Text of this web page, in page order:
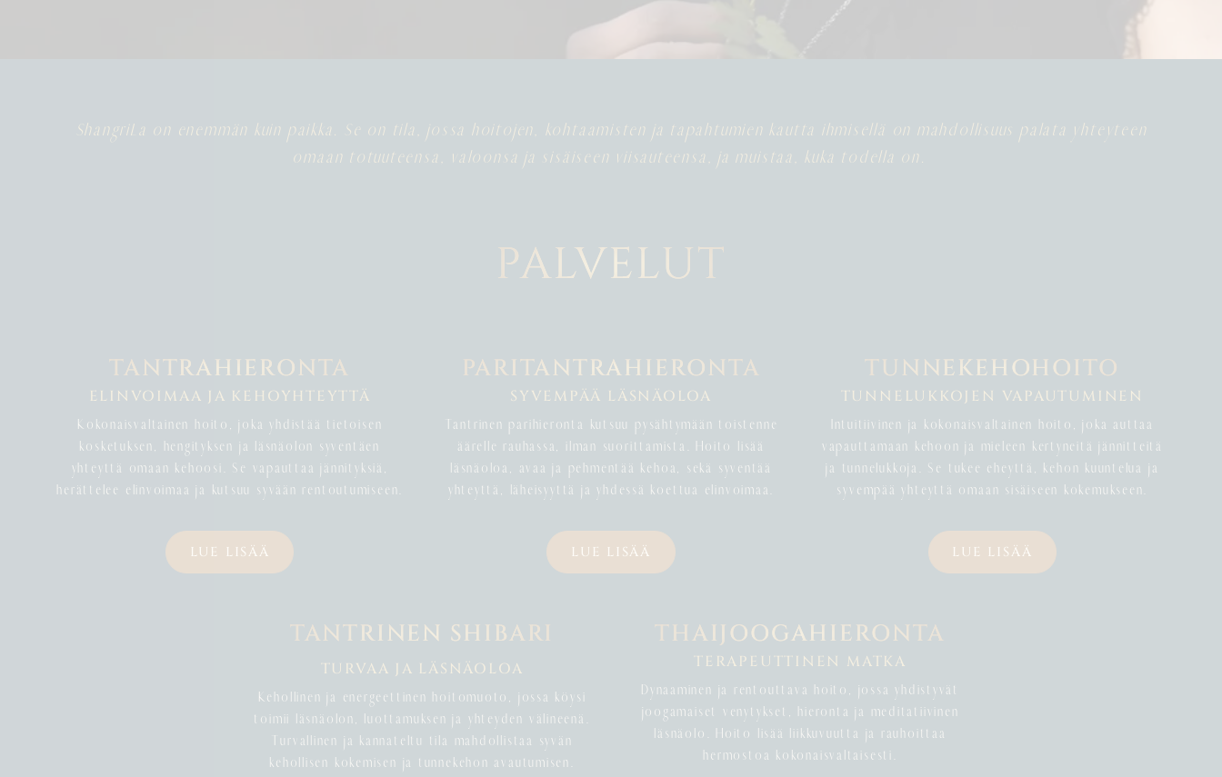
ShangriLa on enemmän kuin paikka. Se on tila, jossa hoitojen, kohtaamisten ja tapahtumien kautta ihmisellä on mahdollisuus palata yhteyteen
omaan totuuteensa, valoonsa ja sisäiseen viisauteensa, ja muistaa, kuka todella on.
PALVELUT
TANTRAHIERONTA
ELINVOIMAA JA KEHOYHTEYTTÄ
Kokonaisvaltainen hoito, joka yhdistää tietoisen
kosketuksen, hengityksen ja läsnäolon syventäen
yhteyttä omaan kehoosi. Se vapauttaa jännityksiä,
herättelee elinvoimaa ja kutsuu syvään rentoutumiseen.
LUE LISÄÄ
PARITANTRAHIERONTA
SYVEMPÄÄ LÄSNÄOLOA
Tantrinen parihieronta kutsuu pysähtymään toistenne
äärelle rauhassa, ilman suorittamista. Hoito lisää
läsnäoloa, avaa ja pehmentää kehoa, sekä syventää
yhteyttä, läheisyyttä ja yhdessä koettua elinvoimaa.
LUE LISÄÄ
TUNNEKEHOHOITO
TUNNELUKKOJEN VAPAUTUMINEN
Intuitiivinen ja kokonaisvaltainen hoito, joka auttaa
vapauttamaan kehoon ja mieleen kertyneitä jännitteitä
ja tunnelukkoja. Se tukee eheyttä, kehon kuuntelua ja
syvempää yhteyttä omaan sisäiseen kokemukseen.
LUE LISÄÄ
TANTRINEN SHIBARI
TURVAA JA LÄSNÄOLOA
Kehollinen ja energeettinen hoitomuoto, jossa köysi
toimii läsnäolon, luottamuksen ja yhteyden välineenä.
Turvallinen ja kannateltu tila mahdollistaa syvän
kehollisen kokemisen ja tunnekehon avautumisen.
THAIJOOGAHIERONTA
TERAPEUTTINEN MATKA
Dynaaminen ja rentouttava hoito, jossa yhdistyvät
joogamaiset venytykset, hieronta ja meditatiivinen
läsnäolo. Hoito lisää liikkuvuutta ja rauhoittaa
hermostoa kokonaisvaltaisesti.